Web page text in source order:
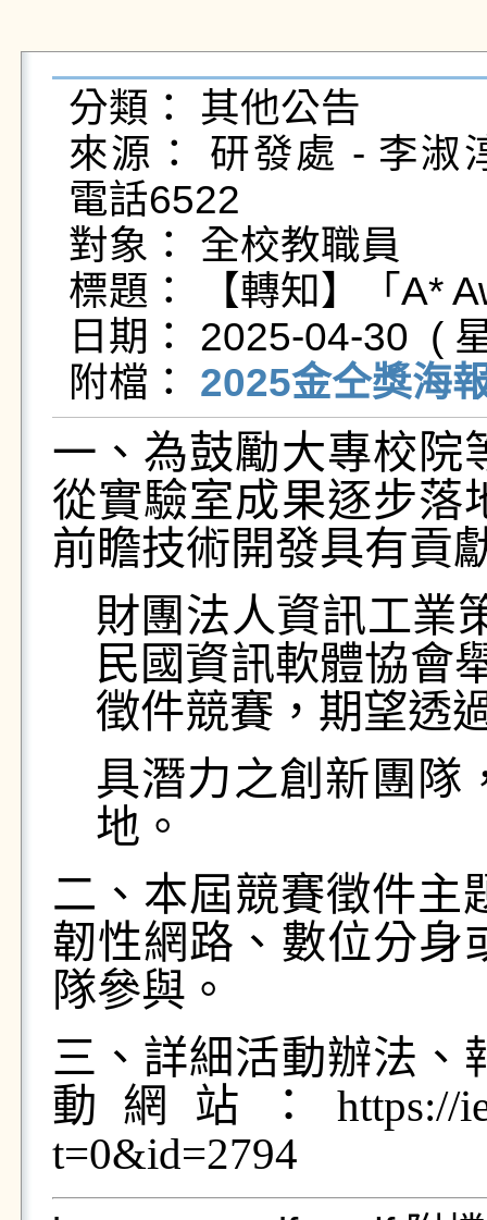
分類： 其他公告
來源： 研發處 - 李淑
電話6522
對象： 全校教職員
標題： 【轉知】「A*
日期： 2025-04-30  (
附檔： 2025金仝獎海
一、為鼓勵大專校院
從實驗室成果逐步落
前瞻技術開發具有貢
財團法人資訊工業
民國資訊軟體協會
徵件競賽，期望透
具潛力之創新團隊
地。
二、本屆競賽徵件主
韌性網路、數位分身
隊參與。
三、詳細活動辦法、
動網站：https://
t=0&id=2794